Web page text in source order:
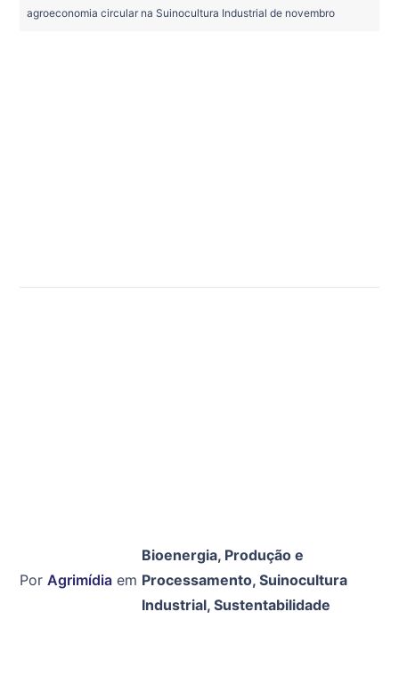
agroeconomia circular na Suinocultura Industrial de novembro
Por Agrimídia em
Bioenergia, Produção e
Processamento, Suinocultura
Industrial, Sustentabilidade